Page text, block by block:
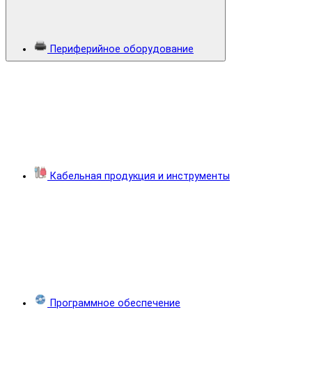
Периферийное оборудование
Кабельная продукция и инструменты
Программное обеспечение